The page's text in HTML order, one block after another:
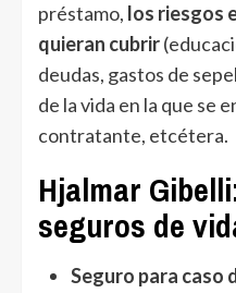
préstamo, los riesgos
quieran cubrir
deudas, gastos de
de la vida en la que se
contratante, etcétera.
Hjalmar
seguros de
Seguro para caso